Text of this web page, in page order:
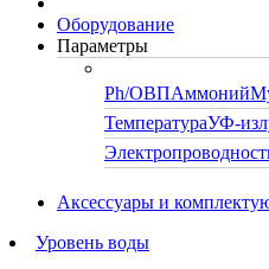
Оборудование
Параметры
Ph/ОВПАммоний
ТемператураУФ-
Аксессуары и
Уровень воды